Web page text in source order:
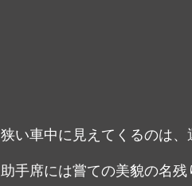
狭い車中に見えてくるのは、
助手席には嘗ての美貌の名残